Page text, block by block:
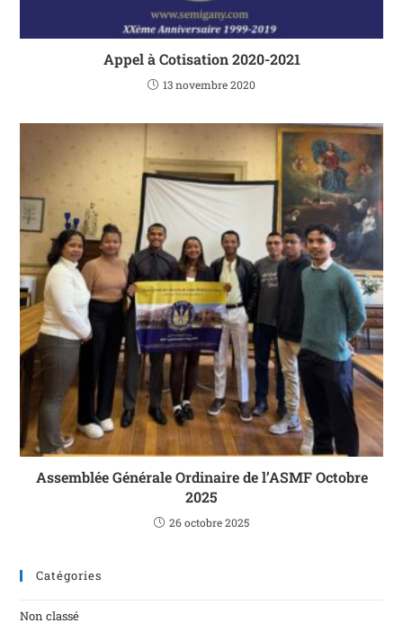
Appel à Cotisation 2020-2021
13 novembre 2020
Assemblée Générale Ordinaire de l’ASMF Octobre
2025
26 octobre 2025
Catégories
Non classé